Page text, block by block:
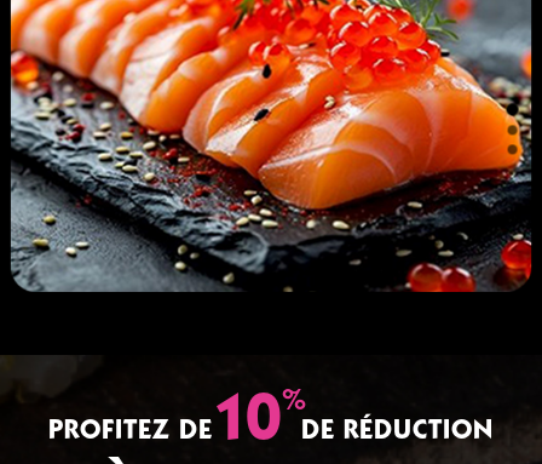
PROFITEZ DE10%
DE RÉDUCTION